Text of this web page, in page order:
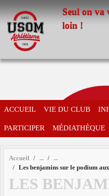
Seul on va
loin !
ACCUEIL VIE DU CLUB
PARTICIPER MÉDIATHÈQUE
Accueil
Les benjamins sur le podium
LES